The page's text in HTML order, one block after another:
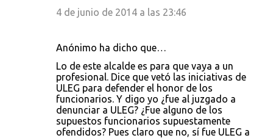
4 de junio de 2014 a las 23:46
Anónimo ha dicho que…
Lo de este alcalde es para que vaya a un
profesional. Dice que vetó las iniciativas de
ULEG para defender el honor de los
funcionarios. Y digo yo ¿fue al juzgado a
denunciar a ULEG? ¿Fue alguno de los
supuestos funcionarios supuestamente
ofendidos? Pues claro que no, sí fue ULEG a